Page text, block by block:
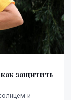
защитить
и